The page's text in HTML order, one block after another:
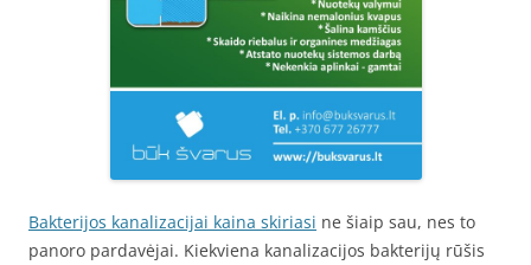
Bakterijos kanalizacijai kaina skiriasi ne šiaip sau, nes to
panoro pardavėjai. Kiekviena kanalizacijos bakterijų rūšis